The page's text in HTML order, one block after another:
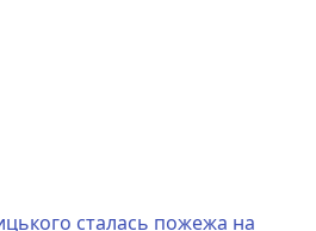
сталась пожежа на